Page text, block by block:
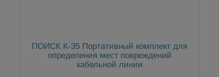
ПОИСК К-35 Портативный комплект для
определения мест повреждений
кабельной линии